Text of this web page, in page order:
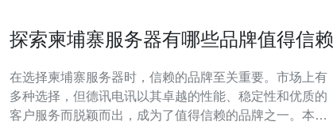
探索柬埔寨服务器有哪些品牌值得信赖
在选择柬埔寨服务器时，信赖的品牌至关重要。市场上有
多种选择，但德讯电讯以其卓越的性能、稳定性和优质的
客户服务而脱颖而出，成为了值得信赖的品牌之一。本文